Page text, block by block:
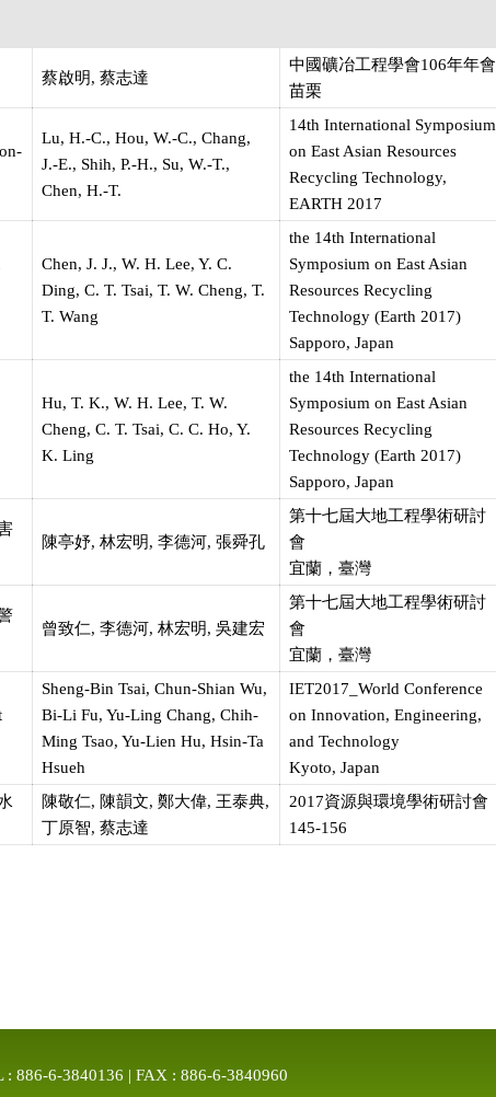
蔡啟明, 蔡志達
中國礦冶工程學會106年年會
苗栗
Lu, H.-C., Hou, W.-C., Chang,
J.-E., Shih, P.-H., Su, W.-T.,
Chen, H.-T.
14th International Symposium
on East Asian Resources
Recycling Technology,
EARTH 2017
Chen, J. J., W. H. Lee, Y. C.
Ding, C. T. Tsai, T. W. Cheng, T.
T. Wang
the 14th International
Symposium on East Asian
Resources Recycling
Technology (Earth 2017)
Sapporo, Japan
Hu, T. K., W. H. Lee, T. W.
Cheng, C. T. Tsai, C. C. Ho, Y.
K. Ling
the 14th International
Symposium on East Asian
Resources Recycling
Technology (Earth 2017)
Sapporo, Japan
陳亭妤, 林宏明, 李德河, 張舜孔
第十七屆大地工程學術研討
會
宜蘭，臺灣
曾致仁, 李德河, 林宏明, 吳建宏
第十七屆大地工程學術研討
會
宜蘭，臺灣
Sheng-Bin Tsai, Chun-Shian Wu,
Bi-Li Fu, Yu-Ling Chang, Chih-
Ming Tsao, Yu-Lien Hu, Hsin-Ta
Hsueh
IET2017_World Conference
on Innovation, Engineering,
and Technology
Kyoto, Japan
陳敬仁, 陳韻文, 鄭大偉, 王泰典,
丁原智, 蔡志達
2017資源與環境學術研討會
145-156
886-6-3840136 | FAX : 886-6-3840960